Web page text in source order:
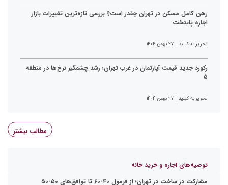
رهن کامل مسکن در تهران چقدر است؟ بررسی تازه‌ترین تغییرات بازار
اجاره پایتخت
تحریریه کیلید ۲۷ بهمن ۱۴۰۴
رکورد جدید قیمت آپارتمان در غرب تهران؛ رشد چشمگیر نرخ‌ها در منطقه
۵
تحریریه کیلید ۲۷ بهمن ۱۴۰۴
مطالب بیشتر
توصیه‌های اجاره و خرید خانه
مشارکت در ساخت در تهران؛ از فرمول ۴۰-۶۰ تا توافق‌های ۵۰-۵۰